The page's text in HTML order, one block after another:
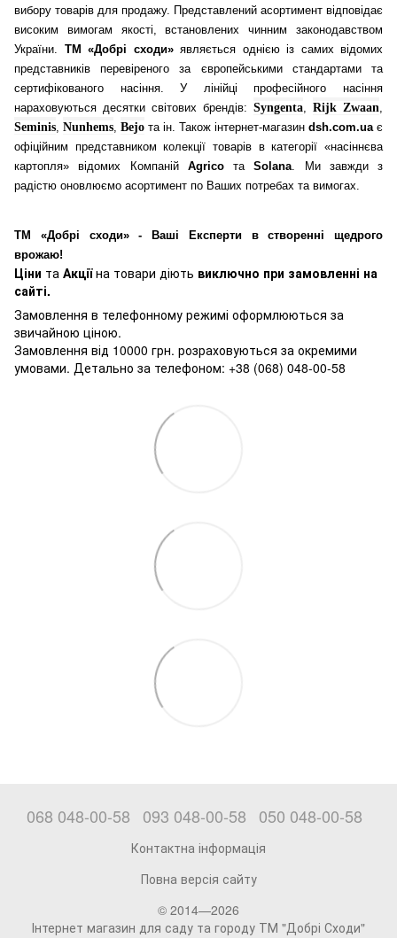
вибору товарів для продажу. Представлений асортимент відповідає
високим вимогам якості, встановлених чинним законодавством
України. ТМ «Добрі сходи»являється однією із самих відомих
представників перевіреного за європейськими стандартами та
сертифікованого насіння. У лінійці професійного насіння
нараховуються десятки світових брендів: Syngenta Rijk Zwaan
Seminis Nunhems Bejo та ін. Також інтернет-магазин dsh.com.ua є
офіційним представником колекції товарів в категорії «насіннєва
картопля» відомих Компаній AgricoтаSolana . Ми завжди з
радістю оновлюємо асортимент по Ваших потребах та вимогах.
ТМ «Добрі сходи» - Ваші Експерти в створенні щедрого
врожаю!
Ціни та Акціїна товари діють виключно при замовленні на
сайті.
Замовлення в телефонному режимі оформлюються за
звичайною ціною.
Замовлення від 10000 грн. розраховуються за окремими
умовами. Детально за телефоном: +38 (068) 048-00-58
068 048-00-58 093 048-00-58 050 048-00-58
Контактна інформація
Повна версія сайту
© 2014—2026
Інтернет магазин для саду та городу ТМ "Добрі Сходи"